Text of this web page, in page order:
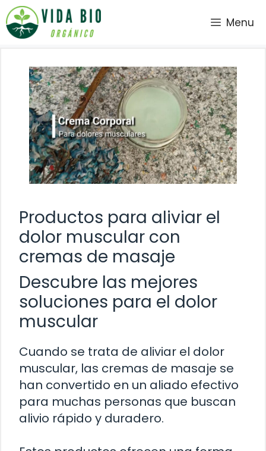
Saltar
al
contenido
Menu
Productos para aliviar el
dolor muscular con
cremas de masaje
Descubre las mejores
soluciones para el dolor
muscular
Cuando se trata de aliviar el dolor
muscular, las cremas de masaje se
han convertido en un aliado efectivo
para muchas personas que buscan
alivio rápido y duradero.